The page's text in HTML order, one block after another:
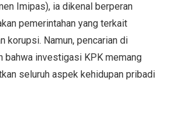
Imipas), ia dikenal berperan
pemerintahan yang terkait
korupsi. Namun, pencarian di
bahwa investigasi KPK memang
seluruh aspek kehidupan pribadi